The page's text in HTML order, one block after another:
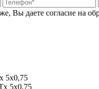
Вы даете согласие на
5х0,75